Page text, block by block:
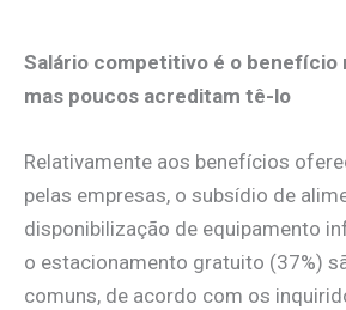
Salário competitivo é o benefício
mas poucos acreditam tê-lo
Relativamente aos benefícios
pelas empresas, o subsídio de
disponibilização de equipamento
o estacionamento gratuito (37%)
comuns, de acordo com os